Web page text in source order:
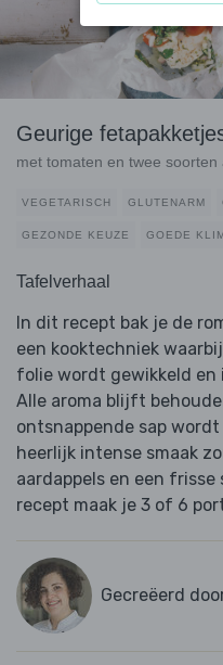
Geurige
met tomaten en twee soorten
VEGETARISCH GLUTENARM
GEZONDE KEUZE GOEDE
Tafelverhaal
In dit recept bak je de
een kooktechniek
folie wordt gewikkeld en
Alle aroma blijft
ontsnappende sap
heerlijk intense smaak
aardappels en een
recept maak je 3 of 6
Gecreëerd